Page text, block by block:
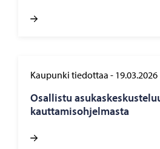
Kaupunki tiedottaa - 19.03.2026
Osal­lis­tu
kaut­ta­mis­oh­jel­mas­ta